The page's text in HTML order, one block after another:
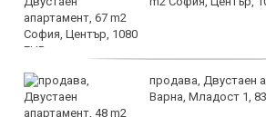
продава, Двустаен
Варна, Младост 1,